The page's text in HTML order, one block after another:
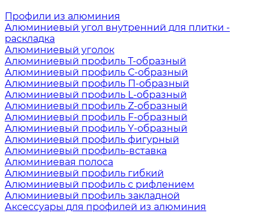
Профили из алюминия
Алюминиевый угол внутренний для плитки -
раскладка
Алюминиевый уголок
Алюминиевый профиль Т-образный
Алюминиевый профиль С-образный
Алюминиевый профиль П-образный
Алюминиевый профиль L-образный
Алюминиевый профиль Z-образный
Алюминиевый профиль F-образный
Алюминиевый профиль Y-образный
Алюминиевый профиль фигурный
Алюминиевый профиль-вставка
Алюминиевая полоса
Алюминиевый профиль гибкий
Алюминиевый профиль с рифлением
Алюминиевый профиль закладной
Аксессуары для профилей из алюминия